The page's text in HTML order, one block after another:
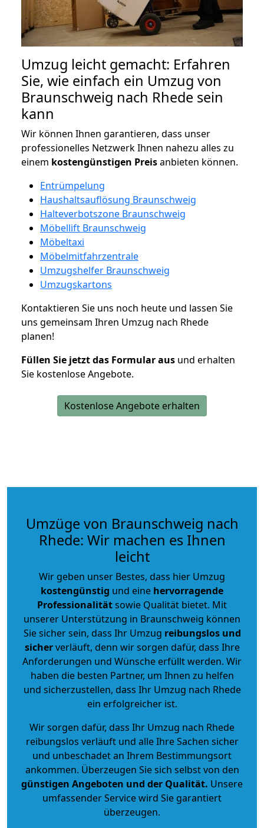
Umzug leicht gemacht: Erfahren
Sie, wie einfach ein Umzug von
Braunschweig nach Rhede sein
kann
Wir können Ihnen garantieren, dass unser
professionelles Netzwerk Ihnen nahezu alles zu
einem kostengünstigen Preisanbieten können.
Entrümpelung
Haushaltsauflösung Braunschweig
Halteverbotszone Braunschweig
Möbellift Braunschweig
Möbeltaxi
Möbelmitfahrzentrale
Umzugshelfer Braunschweig
Umzugskartons
Kontaktieren Sie uns noch heute und lassen Sie
uns gemeinsam Ihren Umzug nach Rhede
planen!
Füllen Sie jetzt das Formular aus und erhalten
Sie kostenlose Angebote.
Kostenlose Angebote erhalten
Umzüge von Braunschweig nach
Rhede: Wir machen es Ihnen
leicht
Wir geben unser Bestes, dass hier Umzug
kostengünstig und eine hervorragende
Professionalitätsowie Qualität bietet. Mit
unserer Unterstützung in Braunschweig können
Sie sicher sein, dass Ihr Umzug reibungslos und
sicherverläuft, denn wir sorgen dafür, dass Ihre
Anforderungen und Wünsche erfüllt werden. Wir
haben die besten Partner, um Ihnen zu helfen
und sicherzustellen, dass Ihr Umzug nach Rhede
ein erfolgreicher ist.
Wir sorgen dafür, dass Ihr Umzug nach Rhede
reibungslos verläuft und alle Ihre Sachen sicher
und unbeschadet an Ihrem Bestimmungsort
ankommen. Überzeugen Sie sich selbst von den
günstigen Angeboten und der Qualität. Unsere
umfassender Service wird Sie garantiert
überzeugen.